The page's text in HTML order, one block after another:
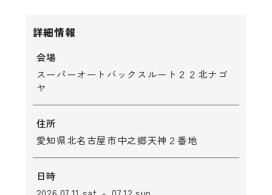
詳細情報
会場
スーパーオートバックスルート２２北ナゴ
ヤ
住所
愛知県北名古屋市中之郷天神２番地
日時